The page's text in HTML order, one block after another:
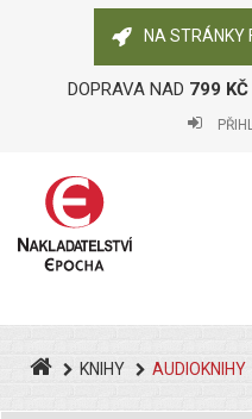
NA STRÁNKY
DOPRAVA NAD 799 KČ
KNIHY AUDIOKNIHY